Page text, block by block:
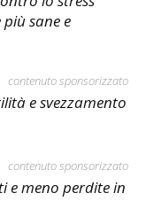
sane e
contenuto sponsorizzato
e svezzamento
contenuto sponsorizzato
e meno perdite in